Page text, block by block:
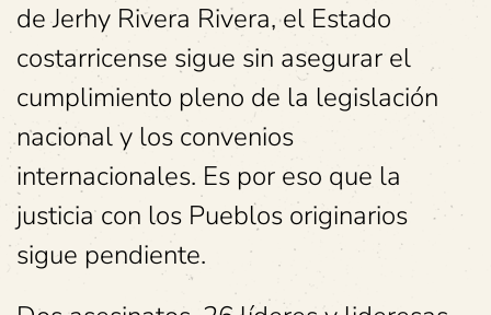
de Jerhy Rivera Rivera, el Estado
costarricense sigue sin asegurar el
cumplimiento pleno de la legislación
nacional y los convenios
internacionales. Es por eso que la
justicia con los Pueblos originarios
sigue pendiente.